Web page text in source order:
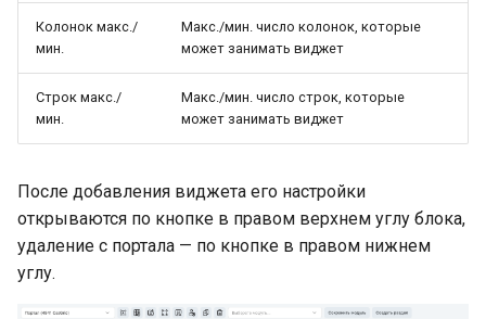
Колонок макс./
мин.
Макс./мин. число колонок, которые
может занимать виджет
Строк макс./
мин.
Макс./мин. число строк, которые
может занимать виджет
После добавления виджета его настройки
открываются по кнопке в правом верхнем углу блока,
удаление с портала — по кнопке в правом нижнем
углу.